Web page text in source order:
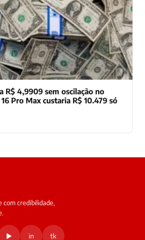
R$ 4,9909 sem oscilação no
Pro Max custaria R$ 10.479 só
com credibilidade,
▶ in tk